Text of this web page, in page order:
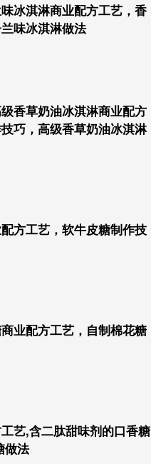
冰淇淋商业配方工艺，香
味冰淇淋做法
香草奶油冰淇淋商业配方
巧，高级香草奶油冰淇淋
方工艺，软牛皮糖制作技
业配方工艺，自制棉花糖
艺,含二肽甜味剂的口香糖
做法